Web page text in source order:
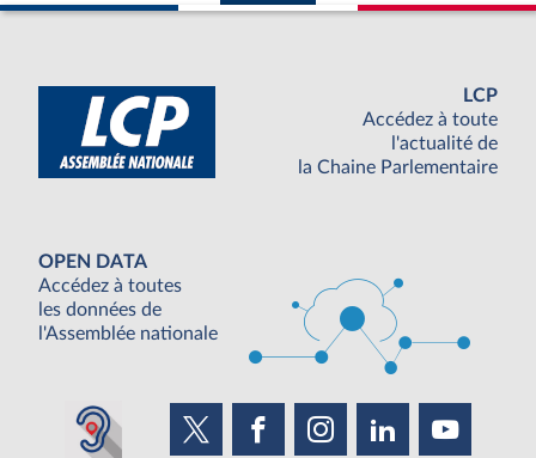
LCP
Accédez à toute
l'actualité de
la Chaine Parlementaire
OPEN DATA
Accédez à toutes
les données de
l'Assemblée nationale